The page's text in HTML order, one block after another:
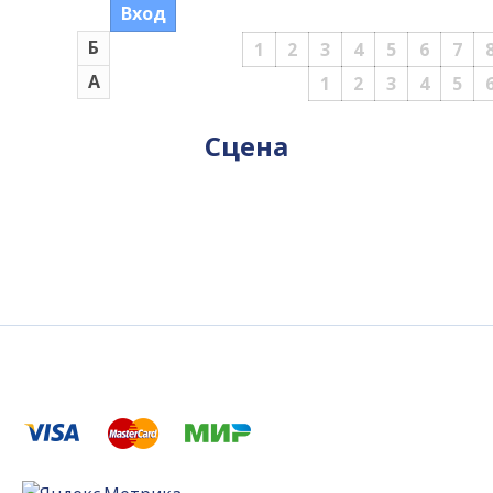
1 2 3 4 5 6 7
1
2 3 4 5
Вход
Б
А
Сцена